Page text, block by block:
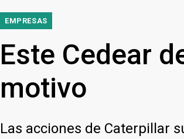
EMPRESAS
Este Cedear
motivo
Las acciones de Caterpillar